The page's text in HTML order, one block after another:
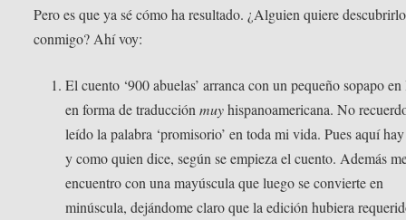
Pero es que ya sé cómo ha resultado. ¿Alguien quiere descubrirlo
conmigo? Ahí voy:
El cuento ‘900 abuelas’ arranca con un pequeño sopapo en
en forma de traducciónmuyhispanoamericana. No
leído la palabra ‘promisorio’ en toda mi vida. Pues aquí
y como quien dice, según se empieza el cuento. Además
encuentro con una mayúscula que luego se convierte en
minúscula, dejándome claro que la edición hubiera